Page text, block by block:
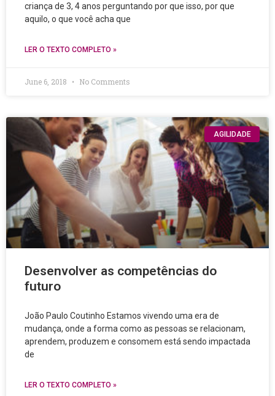
criança de 3, 4 anos perguntando por que isso, por que
aquilo, o que você acha que
LER O TEXTO COMPLETO »
June 6, 2018 No Comments
AGILIDADE
Desenvolver as competências do
futuro
João Paulo Coutinho Estamos vivendo uma era de
mudança, onde a forma como as pessoas se relacionam,
aprendem, produzem e consomem está sendo impactada
de
LER O TEXTO COMPLETO »